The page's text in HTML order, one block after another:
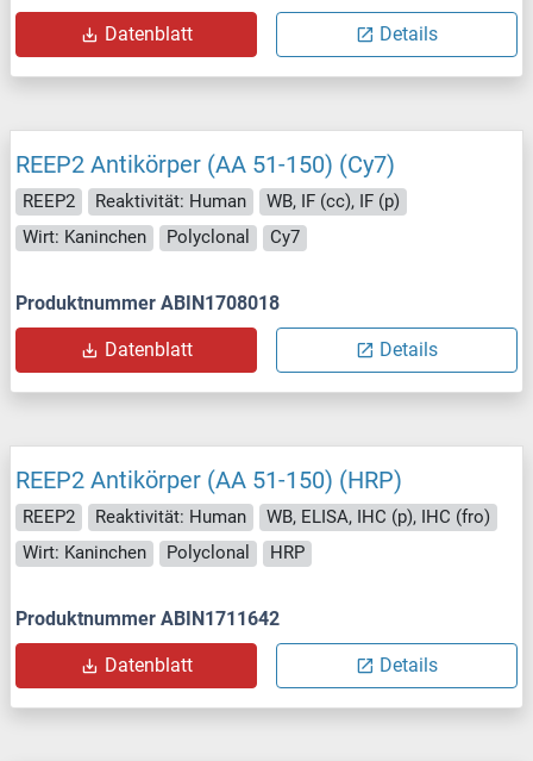
Datenblatt Details
REEP2 Antikörper (AA 51-150) (Cy7)
REEP2 Reaktivität: Human
WB, IF (cc), IF (p)
Wirt: Kaninchen
Polyclonal Cy7
Produktnummer ABIN1708018
Datenblatt Details
REEP2 Antikörper (AA 51-150) (HRP)
REEP2 Reaktivität: Human
WB, ELISA, IHC (p), IHC (fro)
Wirt: Kaninchen
Polyclonal HRP
Produktnummer ABIN1711642
Datenblatt Details